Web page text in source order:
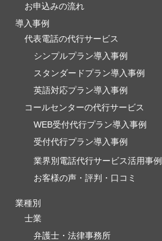
お申込みの流れ
導入事例
代表電話の代行サービス
シンプルプラン導入事例
スタンダードプラン導入事例
英語対応プラン導入事例
コールセンターの代行サービス
WEB受付代行プラン導入事例
受付代行プラン導入事例
業界別電話代行サービス活用事例
お客様の声・評判・口コミ
業種別
士業
弁護士・法律事務所